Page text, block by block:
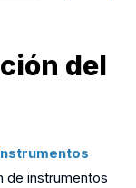
del
de instrumentos